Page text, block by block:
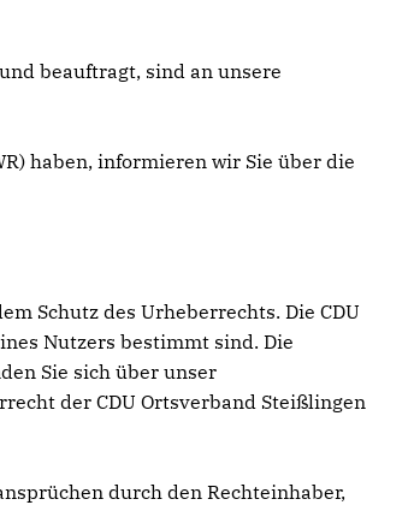
beauftragt, sind an unsere
haben, informieren wir Sie über die
Schutz des Urheberrechts. Die CDU
Nutzers bestimmt sind. Die
Sie sich über unser
der CDU Ortsverband Steißlingen
durch den Rechteinhaber,